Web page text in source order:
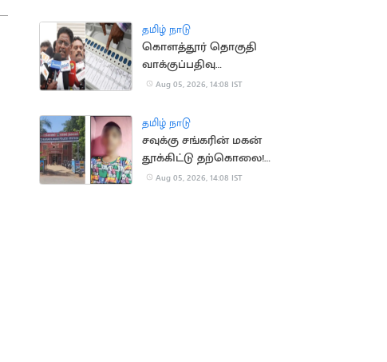
தமிழ் நாடு
கொளத்தூர் தொகுதி
வாக்குப்பதிவு
இயந்திரங்கள்
நிறைவு
Aug 05, 2026, 14:08 IST
தமிழ் நாடு
சவுக்கு சங்கரின் மகன்
தூக்கிட்டு தற்கொலை!
காரணம் என்ன?
Aug 05, 2026, 14:08 IST